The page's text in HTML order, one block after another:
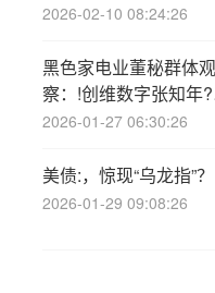
2026-02-10 08:24:26
黑色家电业董秘群体观
察：!创维数字张知年
338.85万元领跑行业 兆
379次居前列
2026-01-27 06:30:26
美债:，惊现“乌龙指”？
2026-01-29 09:08:26